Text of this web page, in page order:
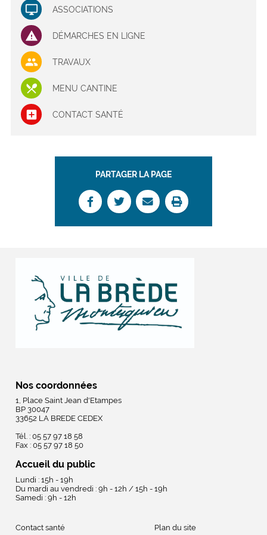
ASSOCIATIONS
DÉMARCHES EN LIGNE
TRAVAUX
MENU CANTINE
CONTACT SANTÉ
PARTAGER LA PAGE
Nos coordonnées
1, Place Saint Jean d'Etampes
BP 30047
33652 LA BREDE CEDEX
Tél. : 05 57 97 18 58
Fax : 05 57 97 18 50
Accueil du public
Lundi : 15h - 19h
Du mardi au vendredi : 9h - 12h / 15h - 19h
Samedi : 9h - 12h
Contact santé Plan du site